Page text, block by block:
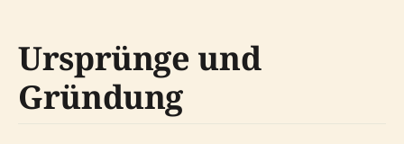
Ursprünge und
Gründung